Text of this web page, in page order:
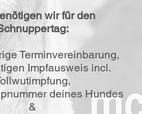
wir für den
Terminvereinbarung,
Impfausweis incl.
deines Hundes
&